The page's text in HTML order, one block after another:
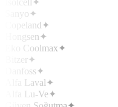
Sanyo ✦
Copeland✦
Hongsen✦
Eko Coolmax✦
Bitzer✦
Danfoss✦
Alfa Laval✦
Alfa Lu-Ve✦